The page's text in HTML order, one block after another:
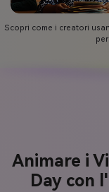
Scopri come i creatori
Animare i
Day con